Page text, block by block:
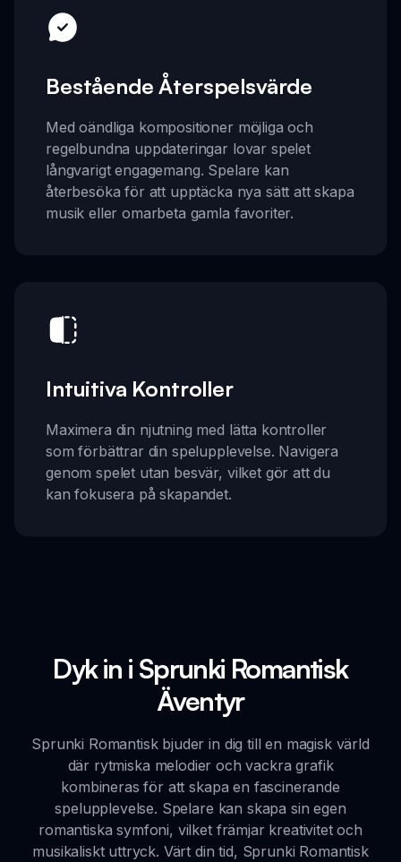
Bestående Återspelsvärde
Med oändliga kompositioner möjliga och
regelbundna uppdateringar lovar spelet
långvarigt engagemang. Spelare kan
återbesöka för att upptäcka nya sätt att skapa
musik eller omarbeta gamla favoriter.
Intuitiva Kontroller
Maximera din njutning med lätta kontroller
som förbättrar din spelupplevelse. Navigera
genom spelet utan besvär, vilket gör att du
kan fokusera på skapandet.
Dyk in i Sprunki Romantisk
Äventyr
Sprunki Romantisk bjuder in dig till en magisk värld
där rytmiska melodier och vackra grafik
kombineras för att skapa en fascinerande
spelupplevelse. Spelare kan skapa sin egen
romantiska symfoni, vilket främjar kreativitet och
musikaliskt uttryck. Värt din tid, Sprunki Romantisk